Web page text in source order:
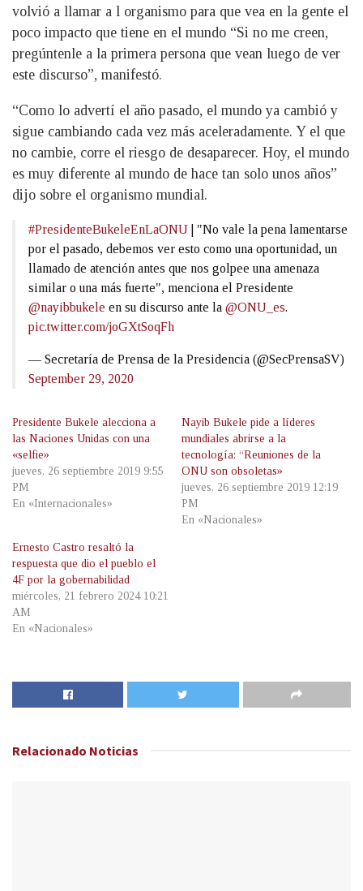
volvió a llamar a l organismo para que vea en la gente el
poco impacto que tiene en el mundo “Si no me creen,
pregúntenle a la primera persona que vean luego de ver
este discurso”, manifestó.
“Como lo advertí el año pasado, el mundo ya cambió y
sigue cambiando cada vez más aceleradamente. Y el que
no cambie, corre el riesgo de desaparecer. Hoy, el mundo
es muy diferente al mundo de hace tan solo unos años”
dijo sobre el organismo mundial.
#PresidenteBukeleEnLaONU | "No vale la pena lamentarse
por el pasado, debemos ver esto como una oportunidad, un
llamado de atención antes que nos golpee una amenaza
similar o una más fuerte", menciona el Presidente
@nayibbukele en su discurso ante la @ONU_es.
pic.twitter.com/joGXtSoqFh
— Secretaría de Prensa de la Presidencia (@SecPrensaSV)
September 29, 2020
Presidente Bukele alecciona a
las Naciones Unidas con una
«selfie»
jueves, 26 septiembre 2019 9:55
PM
En «Internacionales»
Nayib Bukele pide a líderes
mundiales abrirse a la
tecnología: “Reuniones de la
ONU son obsoletas»
jueves, 26 septiembre 2019 12:19
PM
En «Nacionales»
Ernesto Castro resaltó la
respuesta que dio el pueblo el
4F por la gobernabilidad
miércoles, 21 febrero 2024 10:21
AM
En «Nacionales»
Relacionado Noticias